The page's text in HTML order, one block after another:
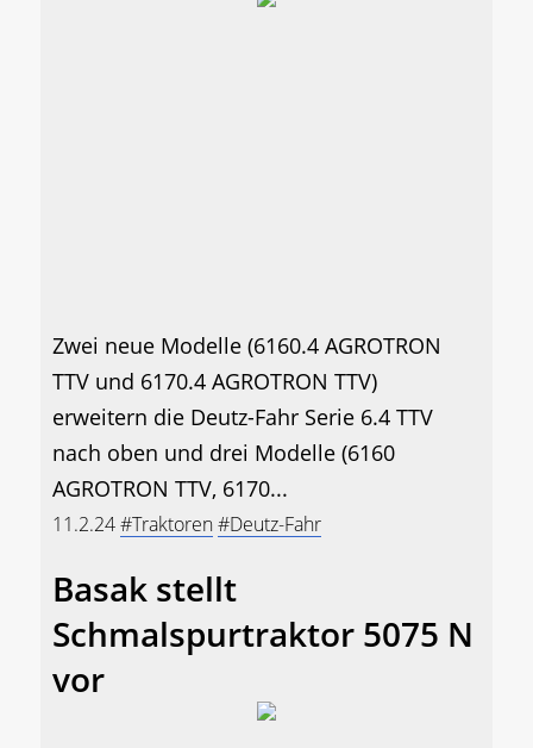
Zwei neue Modelle (6160.4 AGROTRON
TTV und 6170.4 AGROTRON TTV)
erweitern die Deutz-Fahr Serie 6.4 TTV
nach oben und drei Modelle (6160
AGROTRON TTV, 6170...
11.2.24#Traktoren#Deutz-Fahr
Basak stellt
Schmalspurtraktor 5075 N
vor